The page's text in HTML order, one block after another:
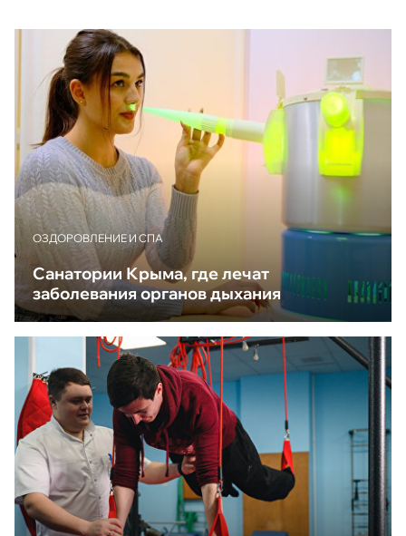
ОЗДОРОВЛЕНИЕ И СПА
Санатории Крыма, где лечат
заболевания органов дыхания